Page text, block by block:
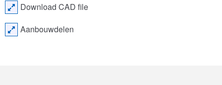
Download CAD file
Aanbouwdelen